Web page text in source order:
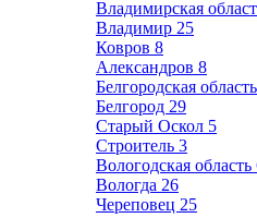
Владимирская
Владимир 25
Ковров 8
Александров 8
Белгородская область
Белгород 29
Старый Оскол 5
Строитель 3
Вологодская область
Вологда 26
Череповец 25